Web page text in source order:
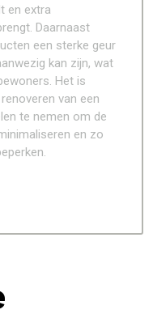
en extra
Daarnaast
een sterke geur
kan zijn, wat
Het is
van een
te nemen om de
en zo